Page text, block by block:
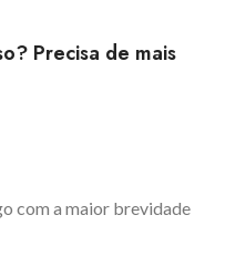
Precisa de mais
com a maior brevidade